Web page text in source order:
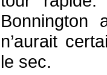
Bonnington
n’aurait
le sec.